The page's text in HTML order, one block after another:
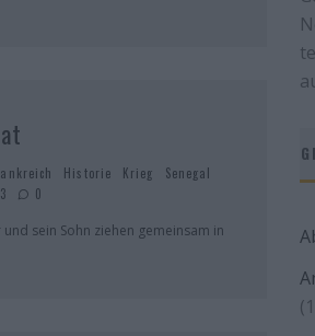
Historie Krieg
Senegal
0
sein Sohn ziehen gemeinsam in